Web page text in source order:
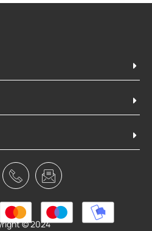
Coffee shop caps
129,95kr.
til kurv
© 2024